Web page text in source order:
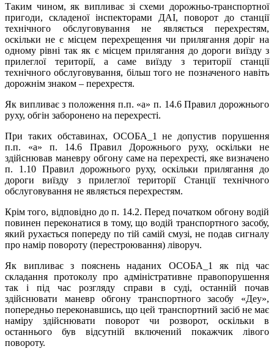
Таким чином, як випливає зі схеми дорожньо-транспортної
пригоди, складеної інспекторами ДАІ, поворот до станції
технічного обслуговування не являється перехрестям,
оскільки не є місцем перехрещення чи прилягання доріг на
одному рівні так як є місцем прилягання до дороги виїзду з
прилеглої території, а саме виїзду з території станції
технічного обслуговування, більш того не позначеного навіть
дорожнім знаком – перехрестя.
Як випливає з положення п.п. «а» п. 14.6 Правил дорожнього
руху, обгін заборонено на перехресті.
При таких обставинах, ОСОБА_1 не допустив порушення
п.п. «а» п. 14.6 Правил Дорожнього руху, оскільки не
здійснював маневру обгону саме на перехресті, яке визначено
п. 1.10 Правил дорожнього руху, оскільки прилягання до
дороги виїзду з прилеглої території Станції технічного
обслуговування не являється перехрестям.
Крім того, відповідно до п. 14.2. Перед початком обгону водій
повинен переконатися в тому, що водій транспортного засобу,
який рухається попереду по тій самій смузі, не подав сигналу
про намір повороту (перестроювання) ліворуч.
Як випливає з пояснень наданих ОСОБА_1 як під час
складання протоколу про адміністративне правопорушення
так і під час розгляду справи в суді, останній почав
здійснювати маневр обгону транспортного засобу «Деу»,
попередньо переконавшись, що цей транспортний засіб не має
наміру здійснювати поворот чи розворот, оскільки в
останнього був відсутній включений покажчик лівого
повороту.